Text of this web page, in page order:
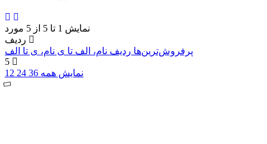
نمایش 1 تا 5 از 5 مورد
ردیف
پرفروش‌ترین‌ها ردیف نام، الف تا ی نام، ی تا الف
5
12 24 36 نمایش همه